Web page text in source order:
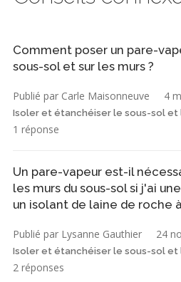
Comment poser un pare-
sous-sol et sur les murs ?
Publié par Carle Maisonneuve 4
Isoler et étanchéiser le sous-sol et
1 réponse
Un pare-vapeur est-il
les murs du sous-sol si j'ai
un isolant de laine de roche
Publié par Lysanne Gauthier 24
Isoler et étanchéiser le sous-sol et
2 réponses